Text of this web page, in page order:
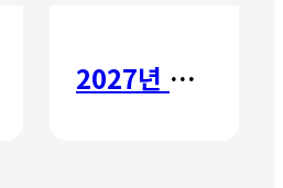
2027년 갈보리 어학원 유치부 신입생 모집